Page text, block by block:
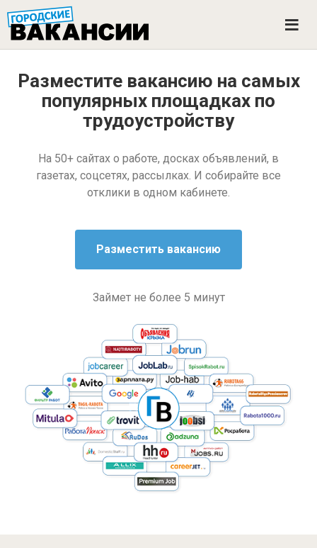
n
Разместите вакансию на самых
популярных площадках по
трудоустройству
На 50+ сайтах о работе, досках объявлений, в
газетах, соцсетях, рассылках. И собирайте все
отклики в одном кабинете.
Займет не более 5 минут